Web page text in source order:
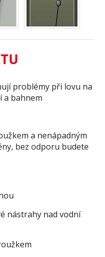
problémy při lovu na
a bahnem
a nenápadným
bez odporu budete
nástrahy nad vodní